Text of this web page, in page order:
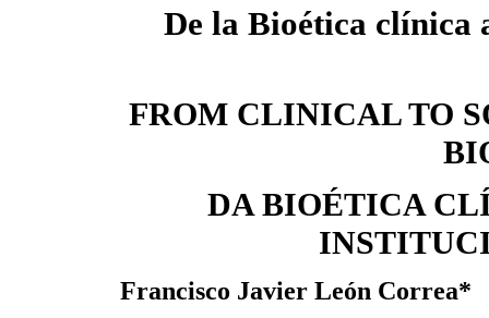
De la Bioética clínica
FROM CLINICAL TO
DA BIOÉTICA
Francisco Javier León Correa*